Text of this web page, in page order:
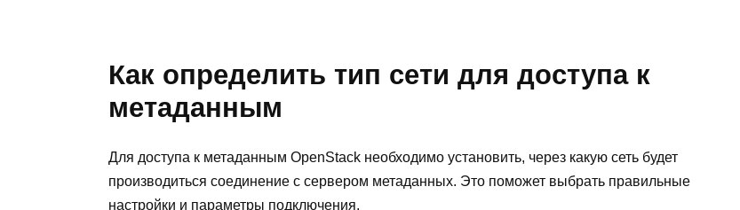
Как определить тип сети для доступа к
метаданным
Для доступа к метаданным OpenStack необходимо установить, через какую сеть будет
производиться соединение с сервером метаданных. Это поможет выбрать правильные
настройки и параметры подключения.